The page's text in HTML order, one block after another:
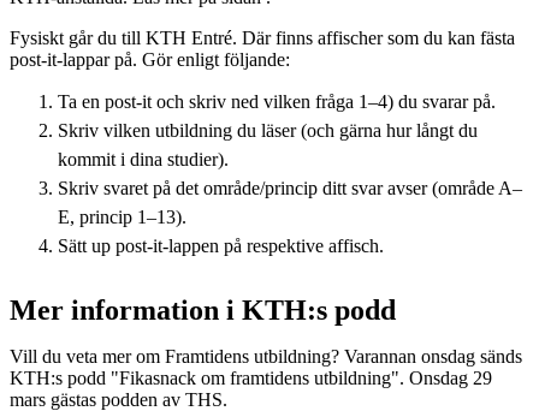
Fysiskt går du till KTH Entré. Där finns affischer som du kan fästa
post-it-lappar på. Gör enligt följande:
Ta en post-it och skriv ned vilken fråga 1–4) du svarar på.
Skriv vilken utbildning du läser (och gärna hur långt du
kommit i dina studier).
Skriv svaret på det område/princip ditt svar avser (område A–
E, princip 1–13).
Sätt up post-it-lappen på respektive affisch.
Mer information i KTH:s podd
Vill du veta mer om Framtidens utbildning? Varannan onsdag sänds
KTH:s podd "Fikasnack om framtidens utbildning". Onsdag 29
mars gästas podden av THS.